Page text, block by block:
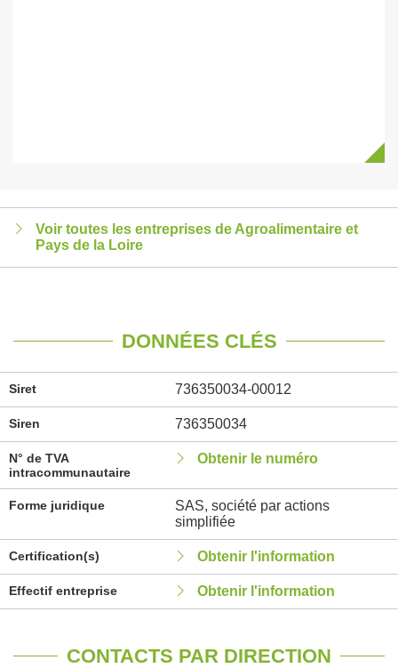
Voir toutes les entreprises de Agroalimentaire et
Pays de la Loire
DONNÉES CLÉS
Siret 736350034-00012
Siren 736350034
N° de TVA
intracommunautaire
Obtenir le numéro
Forme juridique
SAS, société par actions
simplifiée
Certification(s) Obtenir l'information
Effectif entreprise Obtenir l'information
CONTACTS PAR DIRECTION